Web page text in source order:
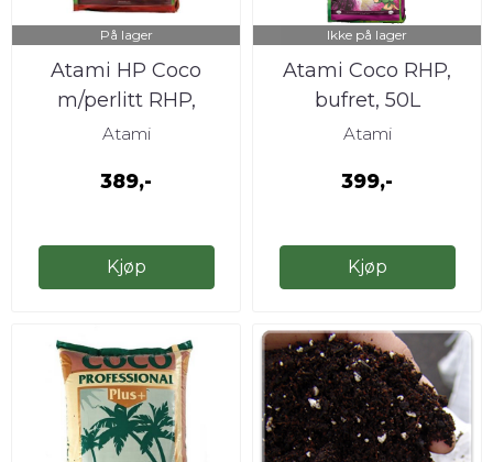
På lager
Atami HP Coco
m/perlitt RHP,
bufret, 50L
Atami
389,-
Kjøp
Ikke på lager
Atami Coco RHP,
bufret, 50L
Atami
399,-
Kjøp